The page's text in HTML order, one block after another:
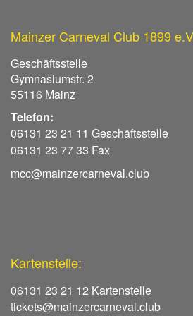
Mainzer Carneval Club 1899
Geschäftsstelle
Gymnasiumstr. 2
55116 Mainz
Telefon:
06131 23 21 11 Geschäftsstelle
06131 23 77 33 Fax
mcc@mainzercarneval.club
Kartenstelle:
06131 23 21 12 Kartenstelle
tickets@mainzercarneval.club